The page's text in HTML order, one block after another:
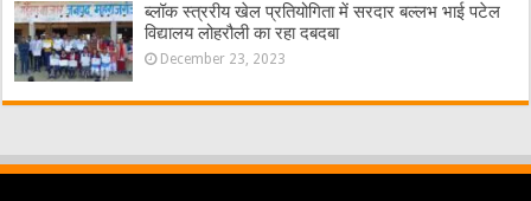
ब्लॉक स्त्ररीय खेल प्रतियोगिता में सरदार बल्लभ भाई पटेल
विद्यालय लोहरौली का रहा दबदबा
December 23, 2023